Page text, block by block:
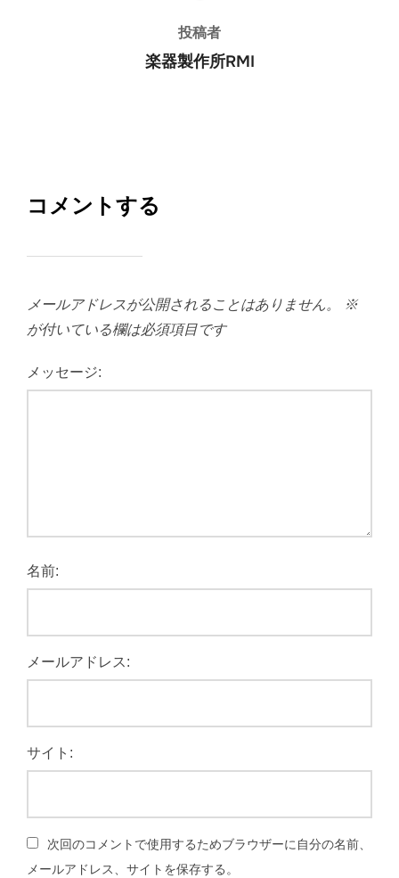
投稿者
楽器製作所RMI
コメントする
メールアドレスが公開されることはありません。
※
が付いている欄は必須項目です
メッセージ:
名前:
メールアドレス:
サイト:
次回のコメントで使用するためブラウザーに自分の名前、
メールアドレス、サイトを保存する。